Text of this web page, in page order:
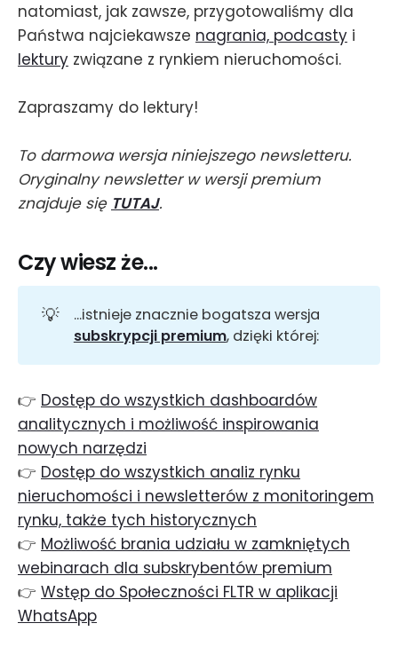
natomiast, jak zawsze, przygotowaliśmy dla
Państwa najciekawsze nagrania, podcasty i
lektury związane z rynkiem nieruchomości.
Zapraszamy do lektury!
To darmowa wersja niniejszego newsletteru.
Oryginalny newsletter w wersji premium
znajduje się TUTAJ.
Czy wiesz że...
💡
...istnieje znacznie bogatsza wersja
subskrypcji premium, dzięki której:
👉 Dostęp do wszystkich dashboardów
analitycznych i możliwość inspirowania
nowych narzędzi
👉 Dostęp do wszystkich analiz rynku
nieruchomości i newsletterów z monitoringem
rynku, także tych historycznych
👉 Możliwość brania udziału w zamkniętych
webinarach dla subskrybentów premium
👉 Wstęp do Społeczności FLTR w aplikacji
WhatsApp